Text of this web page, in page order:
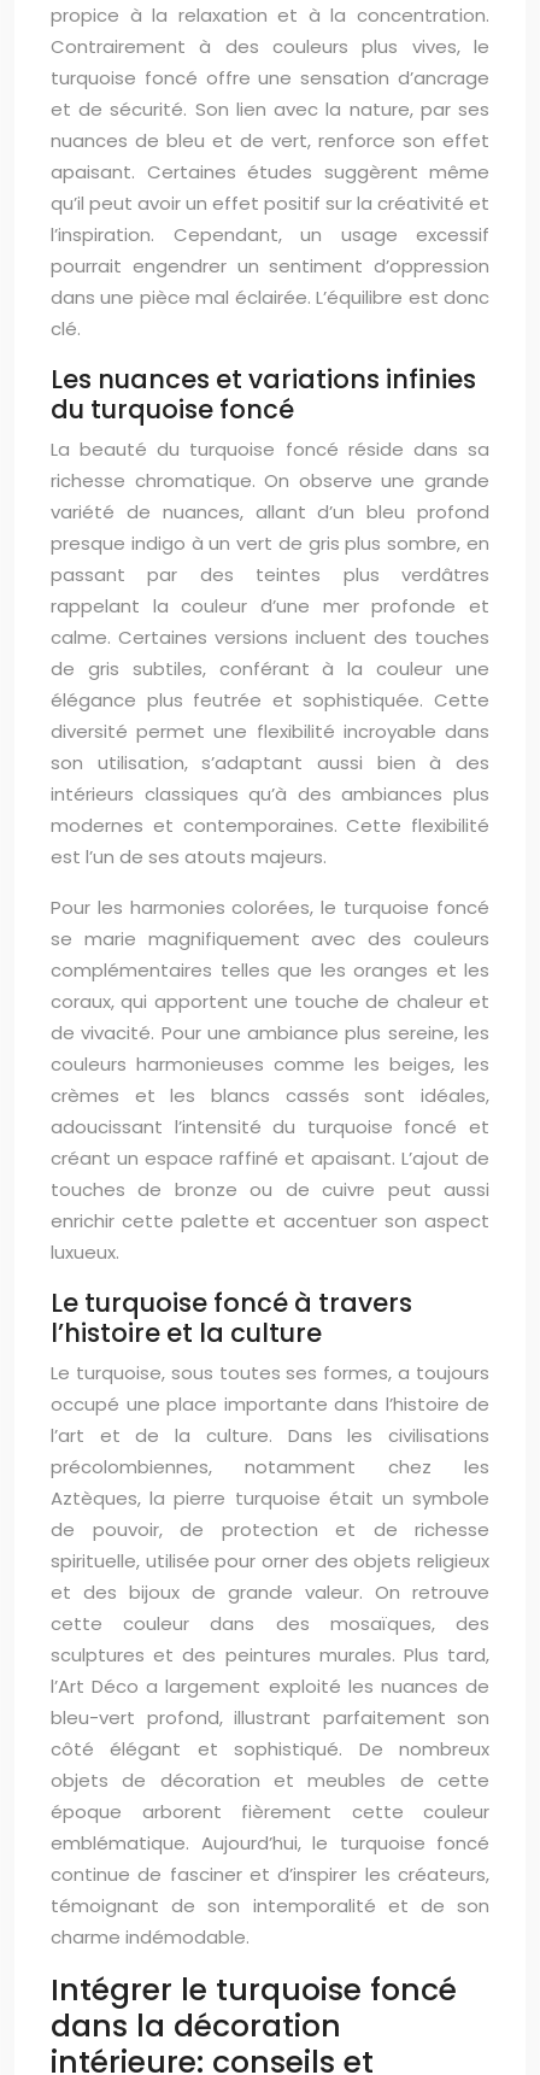
propice à la relaxation et à la concentration.
Contrairement à des couleurs plus vives, le
turquoise foncé offre une sensation d’ancrage
et de sécurité. Son lien avec la nature, par ses
nuances de bleu et de vert, renforce son effet
apaisant. Certaines études suggèrent même
qu’il peut avoir un effet positif sur la créativité et
l’inspiration. Cependant, un usage excessif
pourrait engendrer un sentiment d’oppression
dans une pièce mal éclairée. L’équilibre est donc
clé.
Les nuances et variations infinies
du turquoise foncé
La beauté du turquoise foncé réside dans sa
richesse chromatique. On observe une grande
variété de nuances, allant d’un bleu profond
presque indigo à un vert de gris plus sombre, en
passant par des teintes plus verdâtres
rappelant la couleur d’une mer profonde et
calme. Certaines versions incluent des touches
de gris subtiles, conférant à la couleur une
élégance plus feutrée et sophistiquée. Cette
diversité permet une flexibilité incroyable dans
son utilisation, s’adaptant aussi bien à des
intérieurs classiques qu’à des ambiances plus
modernes et contemporaines. Cette flexibilité
est l’un de ses atouts majeurs.
Pour les harmonies colorées, le turquoise foncé
se marie magnifiquement avec des couleurs
complémentaires telles que les oranges et les
coraux, qui apportent une touche de chaleur et
de vivacité. Pour une ambiance plus sereine, les
couleurs harmonieuses comme les beiges, les
crèmes et les blancs cassés sont idéales,
adoucissant l’intensité du turquoise foncé et
créant un espace raffiné et apaisant. L’ajout de
touches de bronze ou de cuivre peut aussi
enrichir cette palette et accentuer son aspect
luxueux.
Le turquoise foncé à travers
l’histoire et la culture
Le turquoise, sous toutes ses formes, a toujours
occupé une place importante dans l’histoire de
l’art et de la culture. Dans les civilisations
précolombiennes, notamment chez les
Aztèques, la pierre turquoise était un symbole
de pouvoir, de protection et de richesse
spirituelle, utilisée pour orner des objets religieux
et des bijoux de grande valeur. On retrouve
cette couleur dans des mosaïques, des
sculptures et des peintures murales. Plus tard,
l’Art Déco a largement exploité les nuances de
bleu-vert profond, illustrant parfaitement son
côté élégant et sophistiqué. De nombreux
objets de décoration et meubles de cette
époque arborent fièrement cette couleur
emblématique. Aujourd’hui, le turquoise foncé
continue de fasciner et d’inspirer les créateurs,
témoignant de son intemporalité et de son
charme indémodable.
Intégrer le turquoise foncé
dans la décoration
intérieure: conseils et